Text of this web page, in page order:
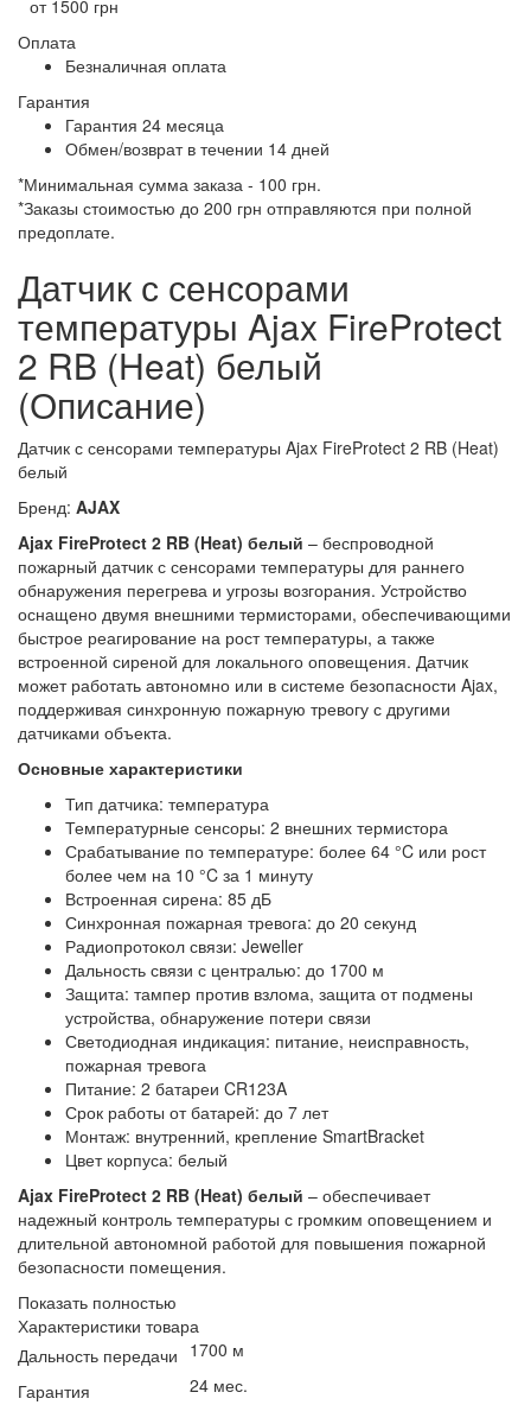
от 1500 грн
Оплата
Безналичная оплата
Гарантия
Гарантия 24 месяца
Обмен/возврат в течении 14 дней
*Минимальная сумма заказа - 100 грн.
*Заказы стоимостью до 200 грн отправляются при полной
предоплате.
Датчик с сенсорами
температуры Ajax FireProtect
2 RB (Heat) белый
(Описание)
Датчик с сенсорами температуры Ajax FireProtect 2 RB (Heat)
белый
Бренд: AJAX
Ajax FireProtect 2 RB (Heat) белый – беспроводной
пожарный датчик с сенсорами температуры для раннего
обнаружения перегрева и угрозы возгорания. Устройство
оснащено двумя внешними термисторами, обеспечивающими
быстрое реагирование на рост температуры, а также
встроенной сиреной для локального оповещения. Датчик
может работать автономно или в системе безопасности Ajax,
поддерживая синхронную пожарную тревогу с другими
датчиками объекта.
Основные характеристики
Тип датчика: температура
Температурные сенсоры: 2 внешних термистора
Срабатывание по температуре: более 64 °C или рост
более чем на 10 °C за 1 минуту
Встроенная сирена: 85 дБ
Синхронная пожарная тревога: до 20 секунд
Радиопротокол связи: Jeweller
Дальность связи с централью: до 1700 м
Защита: тампер против взлома, защита от подмены
устройства, обнаружение потери связи
Светодиодная индикация: питание, неисправность,
пожарная тревога
Питание: 2 батареи CR123A
Срок работы от батарей: до 7 лет
Монтаж: внутренний, крепление SmartBracket
Цвет корпуса: белый
Ajax FireProtect 2 RB (Heat) белый – обеспечивает
надежный контроль температуры с громким оповещением и
длительной автономной работой для повышения пожарной
безопасности помещения.
Показать полностью
Характеристики товара
Дальность передачи 1700 м
Гарантия
24 мес.